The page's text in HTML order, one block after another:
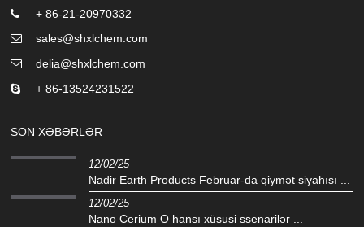
+ 86-21-20970332
sales@shxlchem.com
delia@shxlchem.com
+ 86-13524231522
SON XƏBƏRLƏR
12/02/25
Nadir Earth Products Februar-da qiymət siyahısı ...
12/02/25
Nano Cerium O hansı xüsusi ssenarilər ...